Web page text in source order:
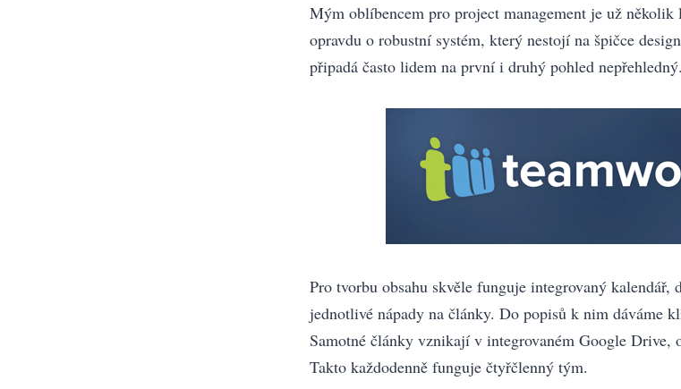
Mým oblíbencem pro project management je už několik
opravdu o robustní systém, který nestojí na špičce
připadá často lidem na první i druhý pohled
Pro tvorbu obsahu skvěle funguje integrovaný kalendář,
jednotlivé nápady na články. Do popisů k nim dáváme
Samotné články vznikají v integrovaném Google Drive,
Takto každodenně funguje čtyřčlenný tým.